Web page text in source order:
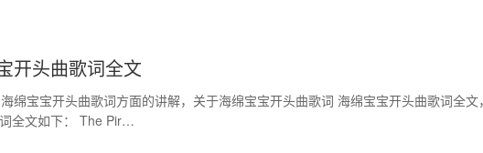
开头曲歌词全文
绵宝宝开头曲歌词方面的讲解，关于海绵宝宝开头曲歌词 海绵宝宝开头曲歌词全文
全文如下： The Pir…